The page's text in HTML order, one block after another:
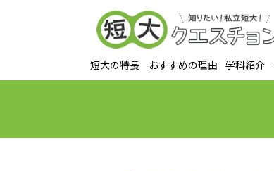
短大の特長 おすすめの理由 学科紹介